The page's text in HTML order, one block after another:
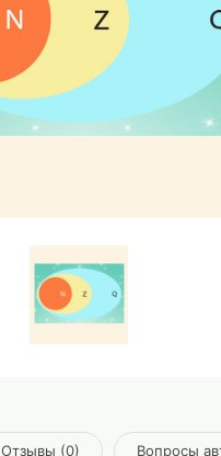
Отзывы (0) Вопросы